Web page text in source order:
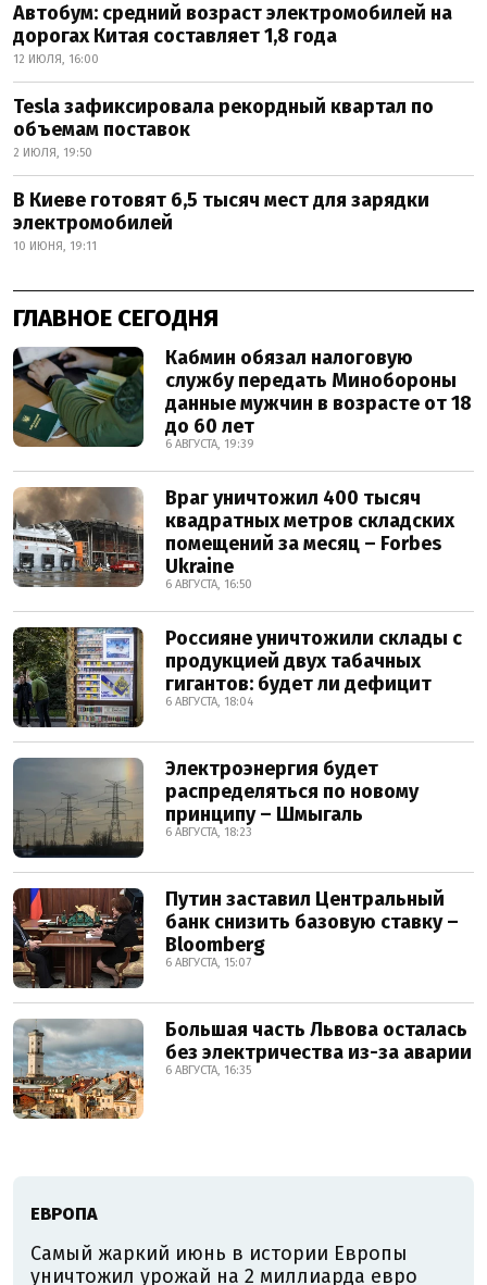
Автобум: средний возраст электромобилей на
дорогах Китая составляет 1,8 года
12 ИЮЛЯ, 16:00
Tesla зафиксировала рекордный квартал по
объемам поставок
2 ИЮЛЯ, 19:50
В Киеве готовят 6,5 тысяч мест для зарядки
электромобилей
10 ИЮНЯ, 19:11
ГЛАВНОЕ СЕГОДНЯ
Кабмин обязал налоговую
службу передать Минобороны
данные мужчин в возрасте от 18
до 60 лет
6 АВГУСТА, 19:39
Враг уничтожил 400 тысяч
квадратных метров складских
помещений за месяц – Forbes
Ukraine
6 АВГУСТА, 16:50
Россияне уничтожили склады с
продукцией двух табачных
гигантов: будет ли дефицит
6 АВГУСТА, 18:04
Электроэнергия будет
распределяться по новому
принципу – Шмыгаль
6 АВГУСТА, 18:23
Путин заставил Центральный
банк снизить базовую ставку –
Bloomberg
6 АВГУСТА, 15:07
Большая часть Львова осталась
без электричества из-за аварии
6 АВГУСТА, 16:35
ЕВРОПА
Самый жаркий июнь в истории Европы
уничтожил урожай на 2 миллиарда евро